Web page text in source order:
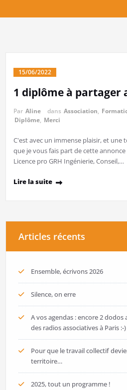
15/06/2022
1 diplôme à partager
Par Aline dans Association,
Diplôme, Merci
C'est avec un immense plaisir, et une
que je vous fais part de cette
Licence pro GRH Ingénierie, Conseil,…
Lire la suite
Articles récents
Ensemble, écrivons 2026
Silence, on erre
A vos agendas : encore 2 dodos
des radios associatives à Paris :-)
Pour que le travail collectif
territoire…
2025, tout un programme !